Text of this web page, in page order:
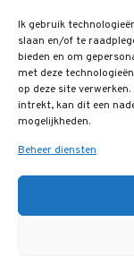
Ik gebruik
slaan en/of te
bieden en om
met deze
op deze site
intrekt, kan dit een
mogelijkheden.
Beheer diensten